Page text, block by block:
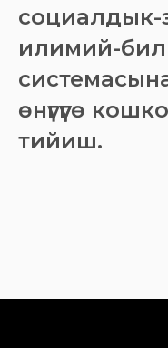
социалдык-
илимий-
өнүгүүгө
тийиш.